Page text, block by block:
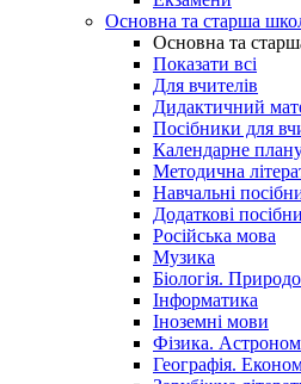
Основна та старша
Основна та
Показати всі
Для вчителів
Дидактичний
Посібники для
Календарне
Методична
Навчальні
Додаткові
Російська мова
Музика
Біологія.
Інформатика
Іноземні мови
Фізика.
Географія.